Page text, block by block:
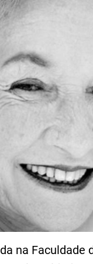
na Faculdade